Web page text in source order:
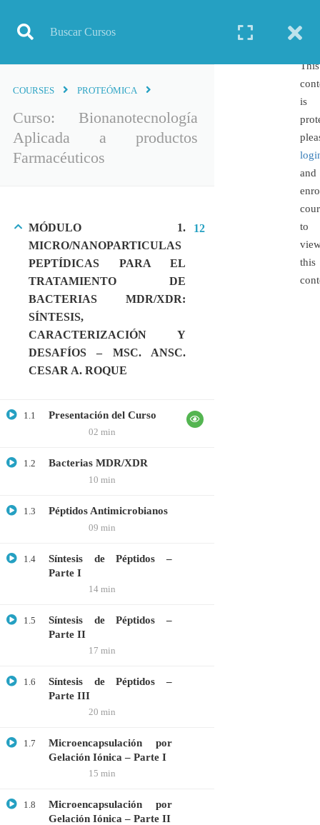
Curso: Bionanotecnología Aplicada a productos Farmacéuticos
COURSES PROTEÓMICA
Curso: Bionanotecnología
Aplicada a productos
Farmacéuticos
MÓDULO 1.
MICRO/NANOPARTICULAS
PEPTÍDICAS PARA EL
TRATAMIENTO DE
BACTERIAS MDR/XDR:
SÍNTESIS,
CARACTERIZACIÓN Y
DESAFÍOS – MSC. ANSC.
CESAR A. ROQUE
12
1.1 Presentación del Curso
02 min
1.2 Bacterias MDR/XDR
10 min
1.3 Péptidos Antimicrobianos
09 min
1.4
Síntesis de Péptidos –
Parte I
14 min
1.5
Síntesis de Péptidos –
Parte II
17 min
1.6
Síntesis de Péptidos –
Parte III
20 min
1.7
Microencapsulación por
Gelación Iónica – Parte I
15 min
1.8
Microencapsulación por
Gelación Iónica – Parte II
This
is
and
to
this
TODOS LOS CURSOS
BIOINFORMÁTICA
BIOTECNOLOGÍA
CIENCIAS AMBIENTALES
GENERAL
GENÉTICA
GRATIS
MEDICINA
ÚLTIMOS CURSOS
$20.00$10.00
Webinar: Introducción a la Ingeniería